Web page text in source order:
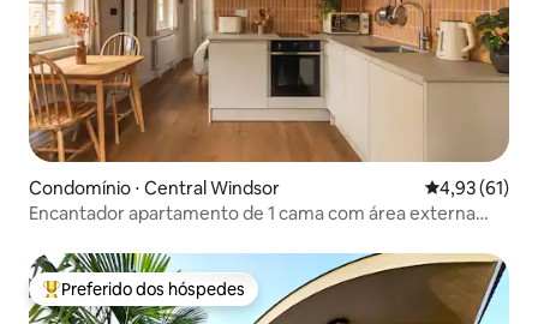
Condomínio ⋅ Central Windsor 4,93 de uma
4,93 (61)
Encantador apartamento de 1 cama com área externa
Entre os melhores preferidos dos hóspedes
Preferido dos hóspedes